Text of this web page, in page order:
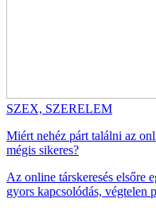
SZEX, SZERELEM
Miért nehéz párt találni az
mégis sikeres?
Az online társkeresés elsőre
gyors kapcsolódás, végtelen